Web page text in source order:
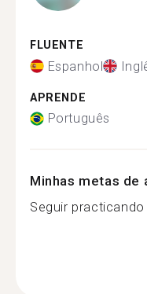
FLUENTE
Espanhol
APRENDE
Português
Minhas metas de
Seguir practicando